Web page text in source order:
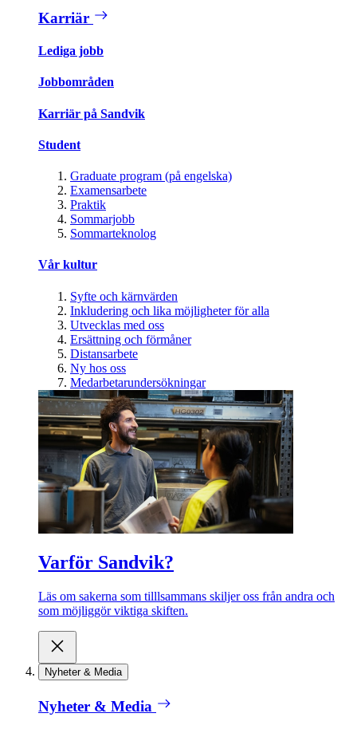
Karriär
Lediga jobb
Jobbområden
Karriär på Sandvik
Student
Graduate program (på engelska)
Examensarbete
Praktik
Sommarjobb
Sommarteknolog
Vår kultur
Syfte och kärnvärden
Inkludering och lika möjligheter för alla
Utvecklas med oss
Ersättning och förmåner
Distansarbete
Ny hos oss
Medarbetarundersökningar
Varför Sandvik?
Läs om sakerna som tilllsammans skiljer oss från andra och
som möjliggör viktiga skiften.
Nyheter & Media
Nyheter & Media